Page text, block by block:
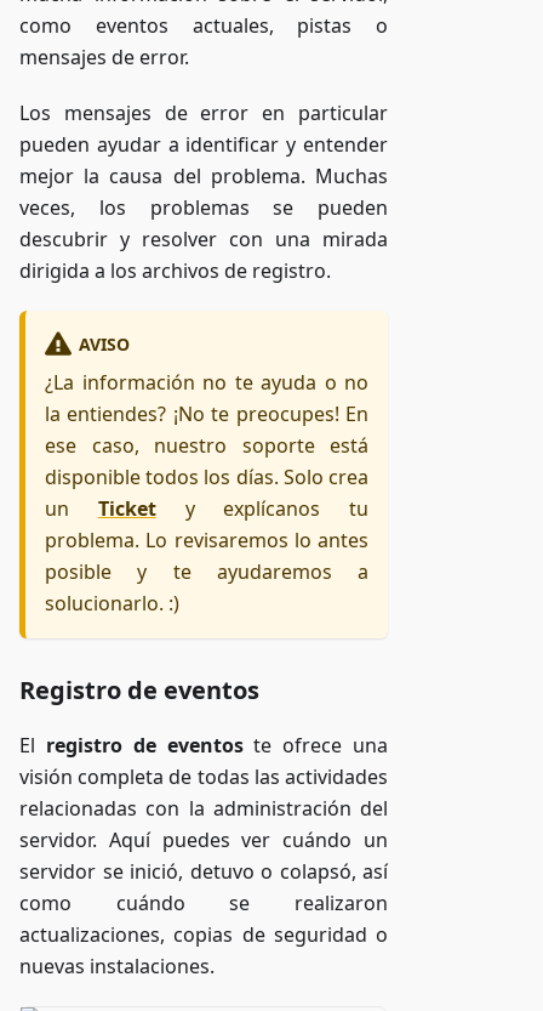
como eventos actuales, pistas o
mensajes de error.
Los mensajes de error en particular
pueden ayudar a identificar y entender
mejor la causa del problema. Muchas
veces, los problemas se pueden
descubrir y resolver con una mirada
dirigida a los archivos de registro.
AVISO
¿La información no te ayuda o no
la entiendes? ¡No te preocupes! En
ese caso, nuestro soporte está
disponible todos los días. Solo crea
un Tickety explícanos tu
problema. Lo revisaremos lo antes
posible y te ayudaremos a
solucionarlo. :)
Registro de eventos
El registro de eventoste ofrece una
visión completa de todas las actividades
relacionadas con la administración del
servidor. Aquí puedes ver cuándo un
servidor se inició, detuvo o colapsó, así
como cuándo se realizaron
actualizaciones, copias de seguridad o
nuevas instalaciones.